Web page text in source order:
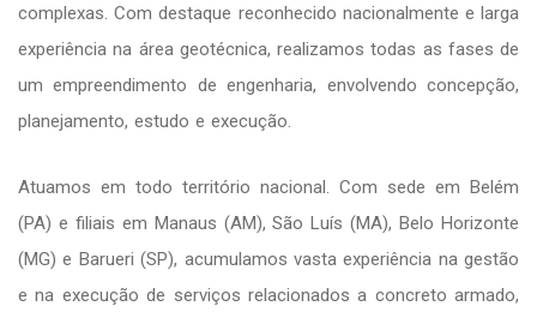
complexas. Com destaque reconhecido nacionalmente e larga
experiência na área geotécnica, realizamos todas as fases de
um empreendimento de engenharia, envolvendo concepção,
planejamento, estudo e execução.
Atuamos em todo território nacional. Com sede em Belém
(PA) e filiais em Manaus (AM), São Luís (MA), Belo Horizonte
(MG) e Barueri (SP), acumulamos vasta experiência na gestão
e na execução de serviços relacionados a concreto armado,